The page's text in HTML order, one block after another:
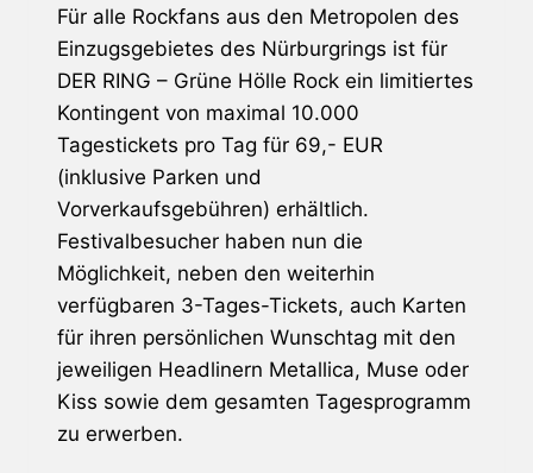
Für alle Rockfans aus den Metropolen des
Einzugsgebietes des Nürburgrings ist für
DER RING – Grüne Hölle Rock ein limitiertes
Kontingent von maximal 10.000
Tagestickets pro Tag für 69,- EUR
(inklusive Parken und
Vorverkaufsgebühren) erhältlich.
Festivalbesucher haben nun die
Möglichkeit, neben den weiterhin
verfügbaren 3-Tages-Tickets, auch Karten
für ihren persönlichen Wunschtag mit den
jeweiligen Headlinern Metallica, Muse oder
Kiss sowie dem gesamten Tagesprogramm
zu erwerben.